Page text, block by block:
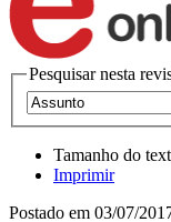
Pesquisar nesta
Tamanho do
Imprimir
Postado em 03/07/